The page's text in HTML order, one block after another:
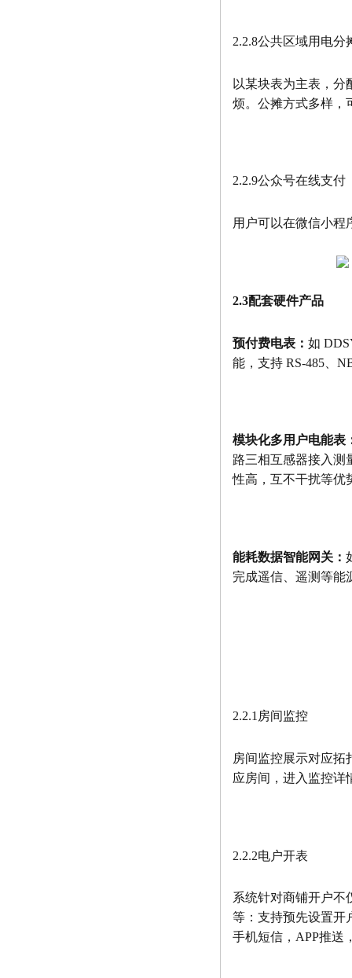
2.2.8公共区域用电分
以某块表为主表，
烦。公摊方式多样，
2.2.9公众号在线支付
用户可以在微信小程
2.3配套硬件产品
预付费电表： 如
能，支持 RS-485、
模块化多用户电能表
路三相互感器接入测
性高，互不干扰等优
能耗数据智能网关：
完成遥信、遥测等能
2.2.1房间监控
房间监控展示对应拓
应房间，进入监控详
2.2.2电户开表
系统针对商铺开户不
等：支持预先设置开
手机短信，APP推送